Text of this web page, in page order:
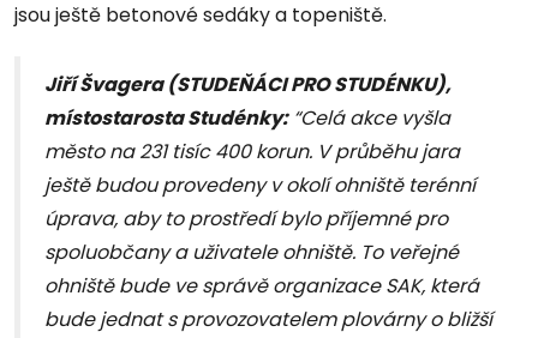
jsou ještě betonové sedáky a topeniště.
Jiří Švagera (STUDEŇÁCI PRO STUDÉNKU),
místostarosta Studénky:“Celá akce vyšla
město na 231 tisíc 400 korun. V průběhu jara
ještě budou provedeny v okolí ohniště terénní
úprava, aby to prostředí bylo příjemné pro
spoluobčany a uživatele ohniště. To veřejné
ohniště bude ve správě organizace SAK, která
bude jednat s provozovatelem plovárny o bližší